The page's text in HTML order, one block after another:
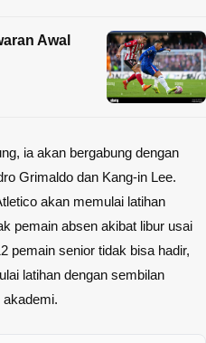
Awal
ia akan bergabung dengan
Grimaldo dan Kang-in Lee.
akan memulai latihan
pemain absen akibat libur usai
pemain senior tidak bisa hadir,
latihan dengan sembilan
akademi.